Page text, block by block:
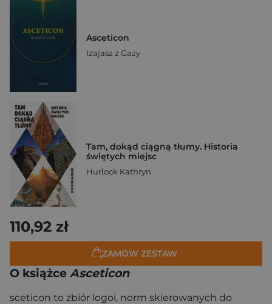
Asceticon
Izajasz z Gazy
Tam, dokąd ciągną tłumy. Historia
świętych miejsc
Hurlock Kathryn
110,92 zł
ZAMÓW ZESTAW
O książce Asceticon
sceticon to zbiór logoi, norm skierowanych do